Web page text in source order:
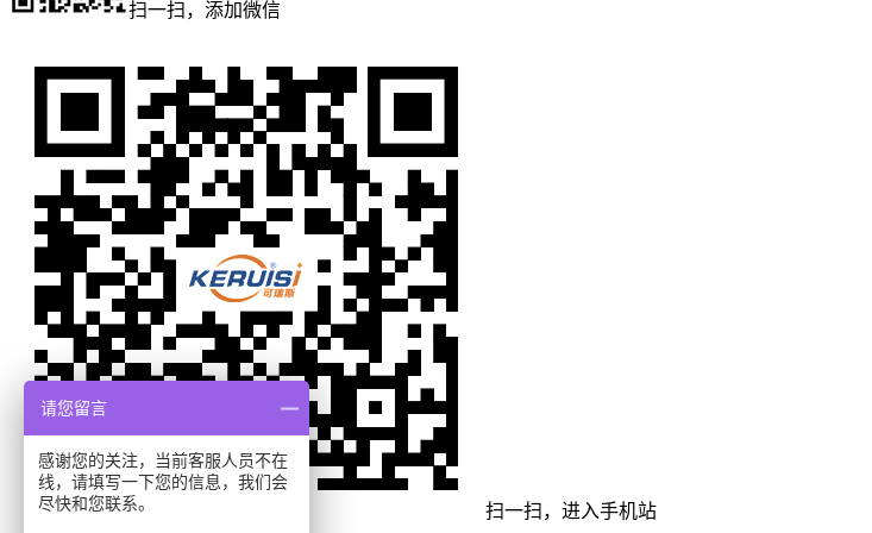
扫一扫，添加微信
扫一扫，进入手机站
请您留言
感谢您的关注，当前客服人员不在
线，请填写一下您的信息，我们会
尽快和您联系。